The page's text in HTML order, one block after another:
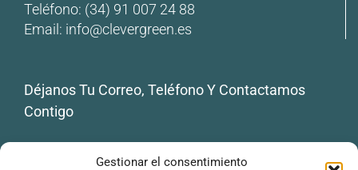
Gestionar el consentimiento
Teléfono: (34) 91 007 24 88
Email: info@clevergreen.es
Déjanos Tu Correo, Teléfono Y Contactamos
Contigo
Tu correo electrónico